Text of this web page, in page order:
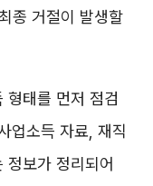
종 거절이 발생할
형태를 먼저 점검
업소득 자료, 재직
정보가 정리되어